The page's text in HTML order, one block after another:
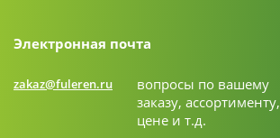
Электронная почта
zakaz@fuleren.ru
вопросы по вашему
заказу, ассортименту,
цене и т.д.